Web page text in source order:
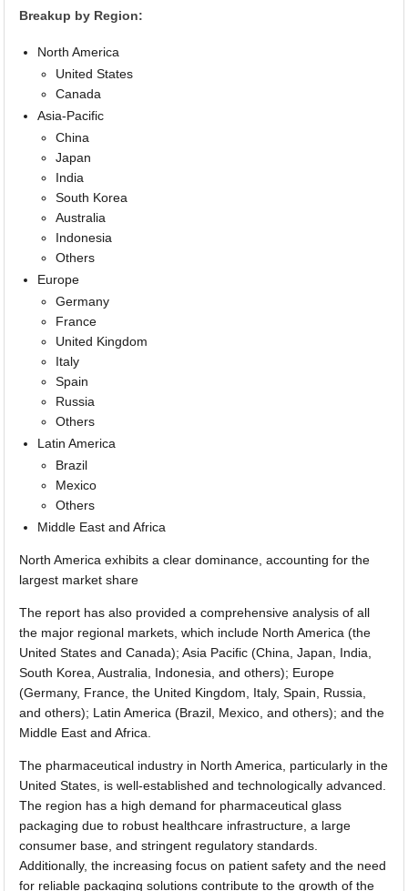
Breakup by Region:
North America
United States
Canada
Asia-Pacific
China
Japan
India
South Korea
Australia
Indonesia
Others
Europe
Germany
France
United Kingdom
Italy
Spain
Russia
Others
Latin America
Brazil
Mexico
Others
Middle East and Africa
North America exhibits a clear dominance, accounting for the
largest market share
The report has also provided a comprehensive analysis of all
the major regional markets, which include North America (the
United States and Canada); Asia Pacific (China, Japan, India,
South Korea, Australia, Indonesia, and others); Europe
(Germany, France, the United Kingdom, Italy, Spain, Russia,
and others); Latin America (Brazil, Mexico, and others); and the
Middle East and Africa.
The pharmaceutical industry in North America, particularly in the
United States, is well-established and technologically advanced.
The region has a high demand for pharmaceutical glass
packaging due to robust healthcare infrastructure, a large
consumer base, and stringent regulatory standards.
Additionally, the increasing focus on patient safety and the need
for reliable packaging solutions contribute to the growth of the